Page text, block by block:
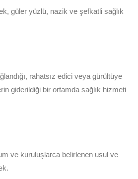
güler yüzlü, nazik ve şefkatli sağlık
rahatsız edici veya gürültüye
giderildiği bir ortamda sağlık hizmeti
ve kuruluşlarca belirlenen usul ve